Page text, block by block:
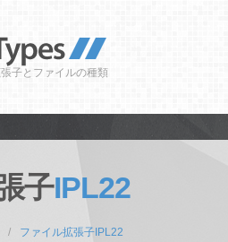
子とファイルの種類
子IPL22
ファイル拡張子IPL22